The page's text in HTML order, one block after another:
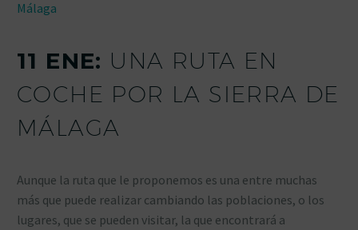
Málaga
11 ENE: UNA RUTA EN
COCHE POR LA SIERRA DE
MÁLAGA
Aunque la ruta que le proponemos es una entre muchas
más que puede realizar cambiando las poblaciones, o los
lugares, que se pueden visitar, la que encontrará a